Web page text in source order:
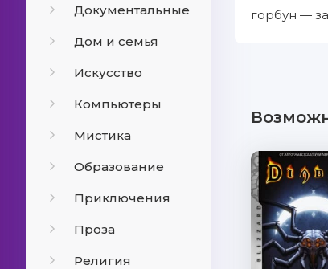
Документальные
Дом и семья
Искусство
Компьютеры
Мистика
Образование
Приключения
Проза
Религия
горбун —